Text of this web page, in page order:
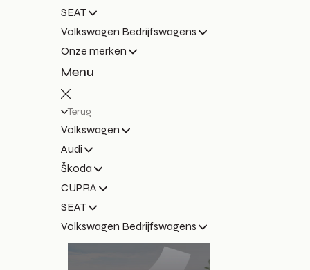
SEAT
Volkswagen Bedrijfswagens
Onze merken
Menu
Terug
Volkswagen
Audi
Škoda
CUPRA
SEAT
Volkswagen Bedrijfswagens